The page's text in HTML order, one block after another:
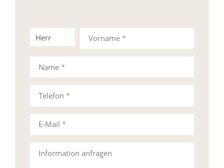
Herr Frau
Vorname *
Telefon *
Information anfragen
Name *
E-Mail *